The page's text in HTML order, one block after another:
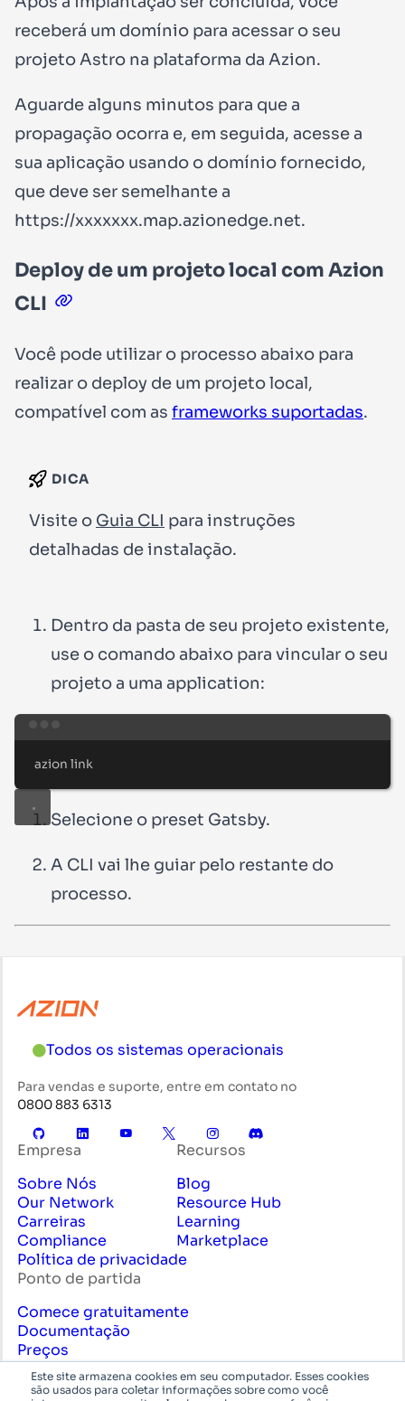
Este site armazena cookies em seu computador. Esses cookies
são usados para coletar informações sobre como você
receberá um domínio para acessar o seu
projeto Astro na plataforma da Azion.
Aguarde alguns minutos para que a
propagação ocorra e, em seguida, acesse a
sua aplicação usando o domínio fornecido,
que deve ser semelhante a
https://xxxxxxx.map.azionedge.net.
Deploy de um projeto local com Azion
CLI
Você pode utilizar o processo abaixo para
realizar o deploy de um projeto local,
compatível com as frameworks suportadas.
DICA
Visite o Guia CLI para instruções
detalhadas de instalação.
Dentro da pasta de seu projeto existente,
use o comando abaixo para vincular o seu
projeto a uma application:
azion link
Selecione o preset Gatsby.
A CLI vai lhe guiar pelo restante do
processo.
Todos os sistemas operacionais
Para vendas e suporte, entre em contato no
0800 883 6313
Empresa
Sobre Nós
Our Network
Carreiras
Compliance
Política de privacidade
Recursos
Blog
Resource Hub
Learning
Marketplace
Ponto de partida
Comece gratuitamente
Documentação
Preços
Contate Vendas
Serviços Profissionais